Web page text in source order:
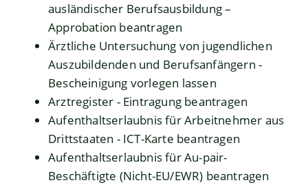
ausländischer Berufsausbildung –
Approbation beantragen
Ärztliche Untersuchung von jugendlichen
Auszubildenden und Berufsanfängern -
Bescheinigung vorlegen lassen
Arztregister - Eintragung beantragen
Aufenthaltserlaubnis für Arbeitnehmer aus
Drittstaaten - ICT-Karte beantragen
Aufenthaltserlaubnis für Au-pair-
Beschäftigte (Nicht-EU/EWR) beantragen